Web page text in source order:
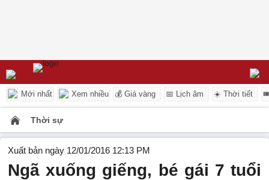
Mới nhất Xem nhiều 💰 Giá vàng 📅 Lịch âm ☀️ Thời tiết
Thời sự
Xuất bản ngày 12/01/2016 12:13 PM
Ngã xuống giếng, bé gái 7 tuổi